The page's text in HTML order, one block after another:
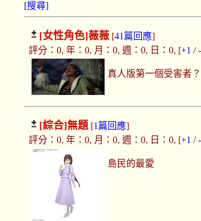
[搜尋]
[女性角色]薇薇 [41篇回應]
評分：0, 年：0, 月：0, 週：0, 日：0, [+1 /
真人版第一個受害者？
[綜合]無題 [1篇回應]
評分：0, 年：0, 月：0, 週：0, 日：0, [+1 /
島民的最愛